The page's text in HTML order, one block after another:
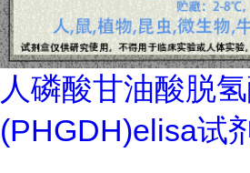
人磷酸甘油酸脱
(PHGDH)elisa试